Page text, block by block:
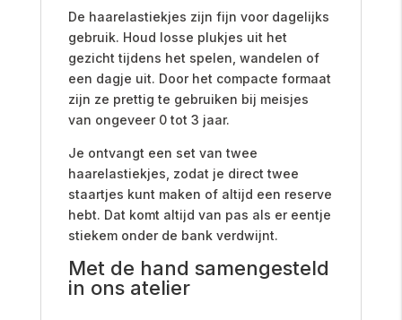
De haarelastiekjes zijn fijn voor dagelijks
gebruik. Houd losse plukjes uit het
gezicht tijdens het spelen, wandelen of
een dagje uit. Door het compacte formaat
zijn ze prettig te gebruiken bij meisjes
van ongeveer 0 tot 3 jaar.
Je ontvangt een set van twee
haarelastiekjes, zodat je direct twee
staartjes kunt maken of altijd een reserve
hebt. Dat komt altijd van pas als er eentje
stiekem onder de bank verdwijnt.
Met de hand samengesteld
in ons atelier